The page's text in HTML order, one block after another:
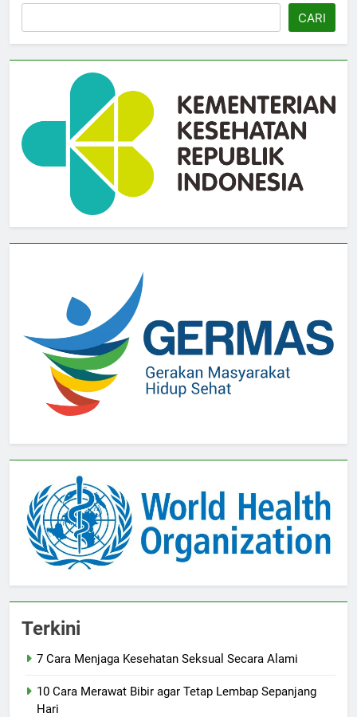
CARI
Terkini
7 Cara Menjaga Kesehatan Seksual Secara Alami
10 Cara Merawat Bibir agar Tetap Lembap Sepanjang
Hari